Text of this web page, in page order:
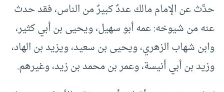
حدَّث عن الإمام مالك عددٌ كبيرٌ من الناس، فقد حدث
عنه من شيوخه: عمه أبو سهيل، ويحيى بن أبي كثير،
وابن شهاب الزهري، ويحيى بن سعيد، ويزيد بن الهاد،
وزيد بن أبي أنيسة، وعمر بن محمد بن زيد، وغيرهم.